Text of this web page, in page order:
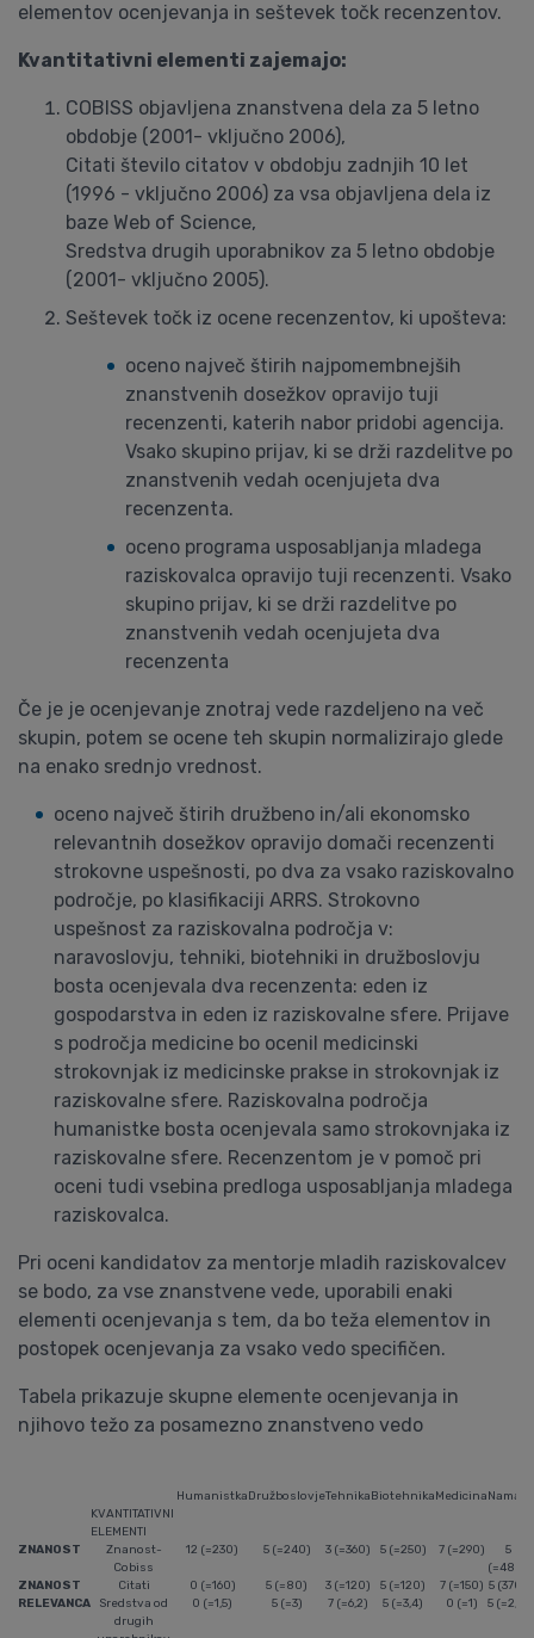
elementov ocenjevanja in seštevek točk recenzentov.
Kvantitativni elementi zajemajo:
COBISS objavljena znanstvena dela za 5 letno
obdobje (2001- vključno 2006),
Citati število citatov v obdobju zadnjih 10 let
(1996 - vključno 2006) za vsa objavljena dela iz
baze Web of Science,
Sredstva drugih uporabnikov za 5 letno obdobje
(2001- vključno 2005).
Seštevek točk iz ocene recenzentov, ki upošteva:
oceno največ štirih najpomembnejših
znanstvenih dosežkov opravijo tuji
recenzenti, katerih nabor pridobi agencija.
Vsako skupino prijav, ki se drži razdelitve po
znanstvenih vedah ocenjujeta dva
recenzenta.
oceno programa usposabljanja mladega
raziskovalca opravijo tuji recenzenti. Vsako
skupino prijav, ki se drži razdelitve po
znanstvenih vedah ocenjujeta dva
recenzenta
Če je je ocenjevanje znotraj vede razdeljeno na več
skupin, potem se ocene teh skupin normalizirajo glede
na enako srednjo vrednost.
oceno največ štirih družbeno in/ali ekonomsko
relevantnih dosežkov opravijo domači recenzenti
strokovne uspešnosti, po dva za vsako raziskovalno
področje, po klasifikaciji ARRS. Strokovno
uspešnost za raziskovalna področja v:
naravoslovju, tehniki, biotehniki in družboslovju
bosta ocenjevala dva recenzenta: eden iz
gospodarstva in eden iz raziskovalne sfere. Prijave
s področja medicine bo ocenil medicinski
strokovnjak iz medicinske prakse in strokovnjak iz
raziskovalne sfere. Raziskovalna področja
humanistke bosta ocenjevala samo strokovnjaka iz
raziskovalne sfere. Recenzentom je v pomoč pri
oceni tudi vsebina predloga usposabljanja mladega
raziskovalca.
Pri oceni kandidatov za mentorje mladih raziskovalcev
se bodo, za vse znanstvene vede, uporabili enaki
elementi ocenjevanja s tem, da bo teža elementov in
postopek ocenjevanja za vsako vedo specifičen.
Tabela prikazuje skupne elemente ocenjevanja in
njihovo težo za posamezno znanstveno vedo
HumanistkaDružboslovjeTehnikaBiotehnikaMedicinaNama
KVANTITATIVNI
ELEMENTI
ZNANOST
Znanost-
Cobiss
12 (=230) 5 (=240) 3 (=360) 5 (=250) 7 (=290)
5
(=480)
ZNANOST
Citati 0 (=160) 5 (=80) 3 (=120) 5 (=120) 7 (=150) 5 (370)
RELEVANCA
Sredstva od
drugih
0 (=1,5) 5 (=3) 7 (=6,2) 5 (=3,4) 0 (=1) 5 (=2,9)